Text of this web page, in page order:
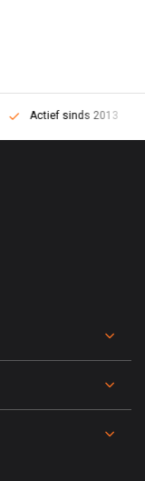
Actief sinds 2013